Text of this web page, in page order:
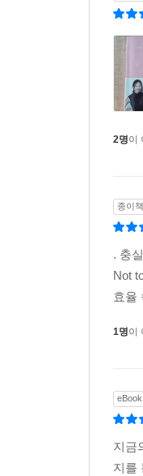
회사에
로도 있
에 안주
--- p.141
현역 가
량, 그리
--- p.150
어떤 일
마음에
조금 부
내가 무
흥분 - 준
그 마지
2명이
종이책
. 충
Not
효율
1명이
eBook
지금
지를